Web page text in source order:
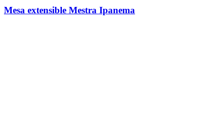
Mesa extensible Mestra Ipanema